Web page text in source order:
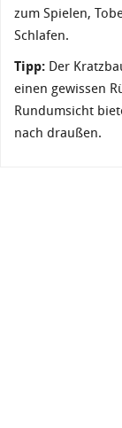
zum Spielen,
Schlafen.
Tipp: Der
einen gewissen
Rundumsicht
nach draußen.